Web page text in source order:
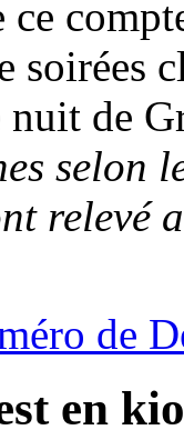
soirées
nuit de
selon
relevé
de
en